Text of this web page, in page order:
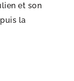
et son
la